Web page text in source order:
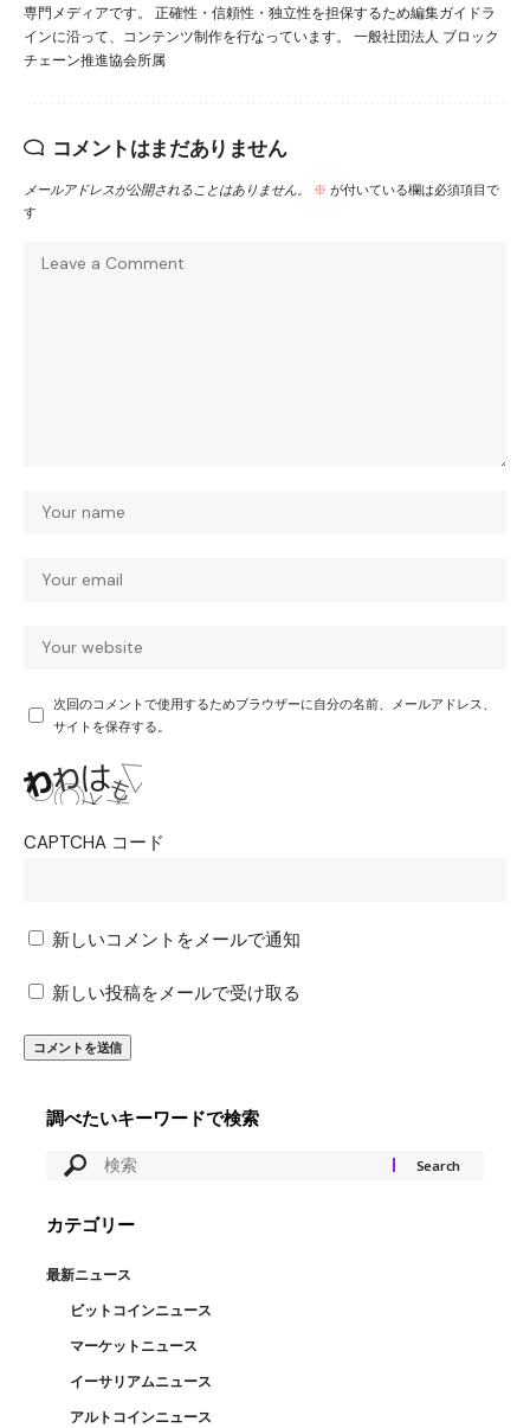
専門メディアです。 正確性・信頼性・独立性を担保するため編集ガイドラ
インに沿って、コンテンツ制作を行なっています。 一般社団法人 ブロック
チェーン推進協会所属
コメントはまだありません
メールアドレスが公開されることはありません。 ※ が付いている欄は必須項目で
す
次回のコメントで使用するためブラウザーに自分の名前、メールアドレス、
サイトを保存する。
CAPTCHA コード
新しいコメントをメールで通知
新しい投稿をメールで受け取る
調べたいキーワードで検索
カテゴリー
最新ニュース
ビットコインニュース
マーケットニュース
イーサリアムニュース
アルトコインニュース